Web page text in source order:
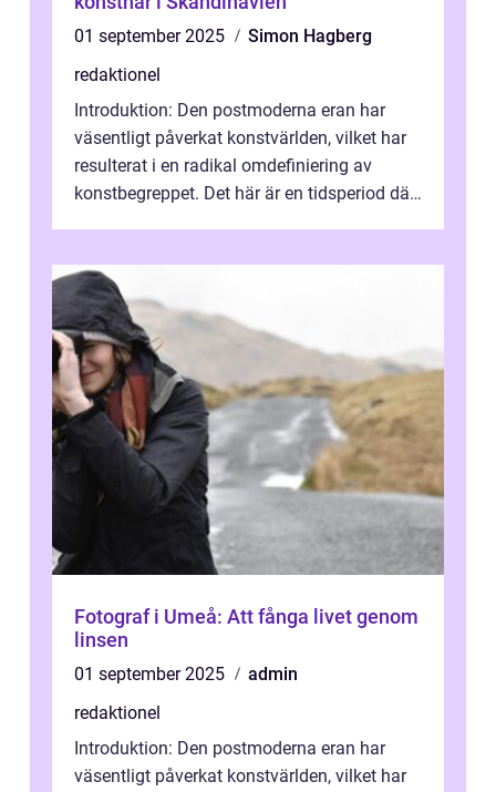
01 september 2025
Simon Hagberg
redaktionel
Introduktion: Den postmoderna eran har
väsentligt påverkat konstvärlden, vilket har
resulterat i en radikal omdefiniering av
konstbegreppet. Det här är en tidsperiod där
Fotograf i Umeå: Att fånga livet genom
linsen
01 september 2025
admin
redaktionel
Introduktion: Den postmoderna eran har
väsentligt påverkat konstvärlden, vilket har